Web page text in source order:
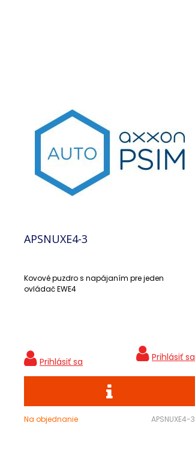
APSNUXE4-3
Kovové puzdro s napájaním pre jeden
ovládač EWE4
Na objednanie APSNUXE4-3